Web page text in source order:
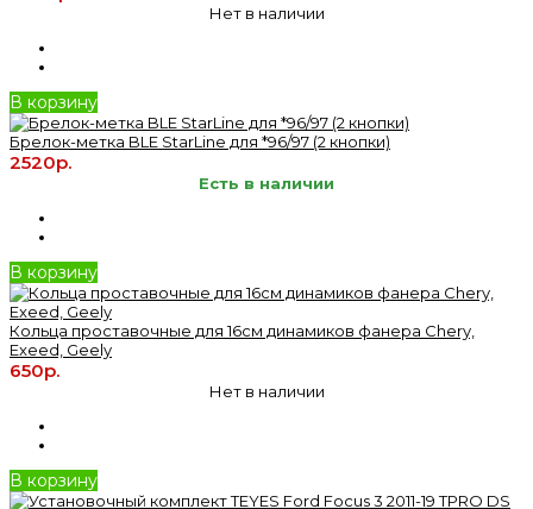
Нет в наличии
В корзину
Брелок-метка BLE StarLine для *96/97 (2 кнопки)
2520р.
Есть в наличии
В корзину
Кольца проставочные для 16см динамиков фанера Chery,
Exeed, Geely
650р.
Нет в наличии
В корзину